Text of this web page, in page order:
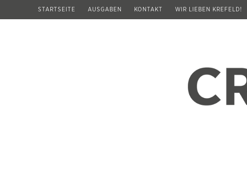
STARTSEITE AUSGABEN KONTAKT WIR LIEBEN KREFELD!